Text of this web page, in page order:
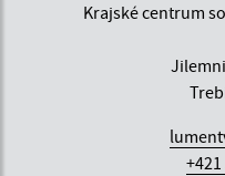
Krajské centrum
+421